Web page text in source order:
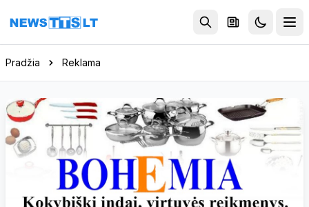
Eiti į turinį
Pradžia Reklama